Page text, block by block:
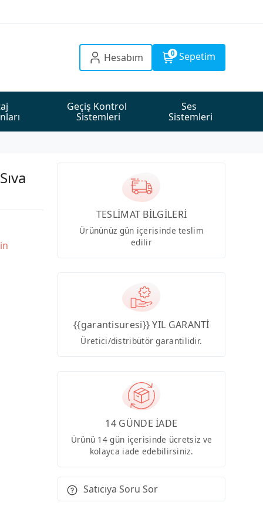
Hesabım 0 Sepetim
Geçiş Kontrol
Sistemleri
Ses
Sistemleri
TESLİMAT BİLGİLERİ
Ürününüz gün içerisinde teslim
edilir
{{garantisuresi}} YIL GARANTİ
Üretici/distribütör garantilidir.
14 GÜNDE İADE
Ürünü 14 gün içerisinde ücretsiz ve
kolayca iade edebilirsiniz.
Satıcıya Soru Sor